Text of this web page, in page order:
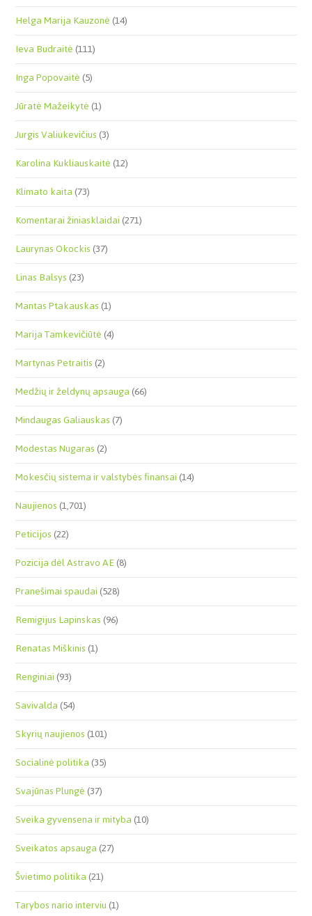
Helga Marija Kauzonė(14)
Ieva Budraitė(111)
Inga Popovaitė(5)
Jūratė Mažeikytė(1)
Jurgis Valiukevičius(3)
Karolina Kukliauskaitė(12)
Klimato kaita(73)
Komentarai žiniasklaidai(271)
Laurynas Okockis(37)
Linas Balsys(23)
Mantas Ptakauskas(1)
Marija Tamkevičiūtė(4)
Martynas Petraitis(2)
Medžių ir želdynų apsauga(66)
Mindaugas Galiauskas(7)
Modestas Nugaras(2)
Mokesčių sistema ir valstybės finansai(14)
Naujienos(1,701)
Peticijos(22)
Pozicija dėl Astravo AE(8)
Pranešimai spaudai(528)
Remigijus Lapinskas(96)
Renatas Miškinis(1)
Renginiai(93)
Savivalda(54)
Skyrių naujienos(101)
Socialinė politika(35)
Svajūnas Plungė(37)
Sveika gyvensena ir mityba(10)
Sveikatos apsauga(27)
Švietimo politika(21)
Tarybos nario interviu(1)